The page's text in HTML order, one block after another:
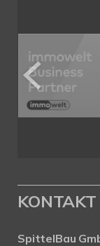
KONTAKT
SpittelBau